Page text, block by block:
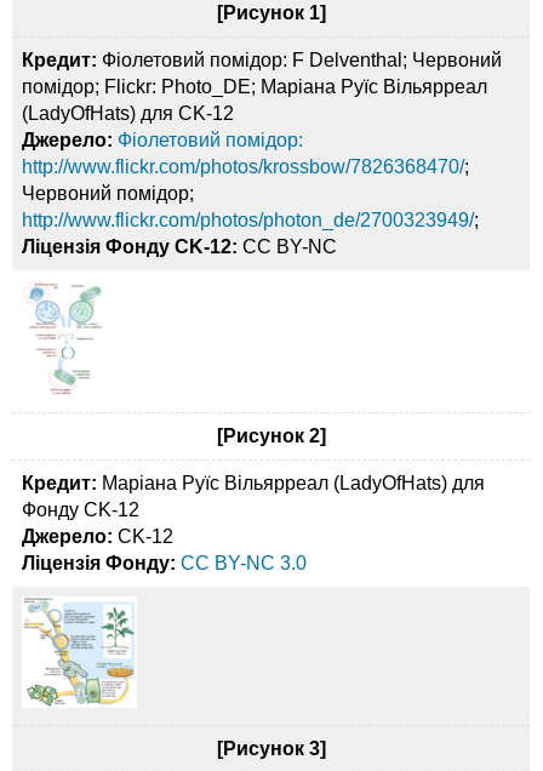
[Рисунок 1]
Кредит: Фіолетовий помідор: F Delventhal; Червоний
помідор; Flickr: Photo_DE; Маріана Руїс Вільярреал
(LadyOfHats) для CK-12
Джерело: Фіолетовий помідор:
http://www.flickr.com/photos/krossbow/7826368470/;
Червоний помідор;
http://www.flickr.com/photos/photon_de/2700323949/;
Ліцензія Фонду CK-12: CC BY-NC
[Рисунок 2]
Кредит: Маріана Руїс Вільярреал (LadyOfHats) для
Фонду CK-12
Джерело: CK-12
Ліцензія Фонду: CC BY-NC 3.0
[Рисунок 3]